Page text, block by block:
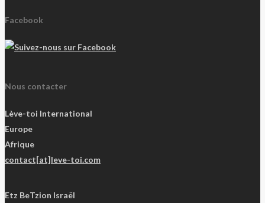
Facebook
Nous contacter
Lève-toi International
Europe
Afrique
contact[at]leve-toi.com
Etz BeTzion Israël